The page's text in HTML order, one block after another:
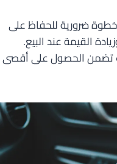
خطوة ضرورية للحفاظ على
القيمة عند البيع.
تضمن الحصول على أقصى